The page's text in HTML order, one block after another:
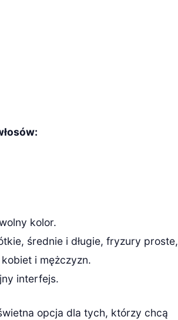
kolor.
średnie i długie, fryzury proste,
i mężczyzn.
interfejs.
opcja dla tych, którzy chcą